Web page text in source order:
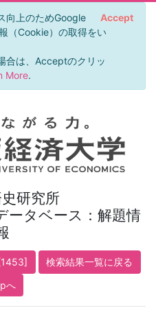
向上のためGoogle
（Cookie）の取得をい
合は、Acceptのクリッ
More.
Accept
研究所
ータベース：解題情
検索結果一覧に戻る
へ